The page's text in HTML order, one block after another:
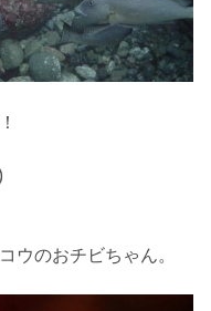
ウのおチビちゃん。